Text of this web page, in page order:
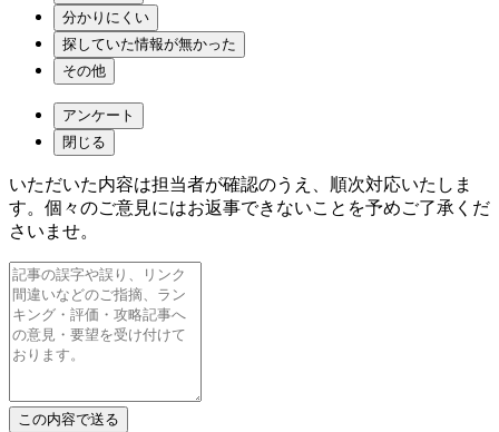
分かりにくい
探していた情報が無かった
その他
アンケート
閉じる
いただいた内容は担当者が確認のうえ、順次対応いたしま
す。個々のご意見にはお返事できないことを予めご了承くだ
さいませ。